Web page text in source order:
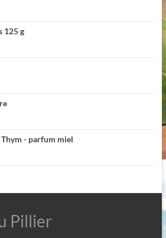
125 g
- parfum miel
Pillier